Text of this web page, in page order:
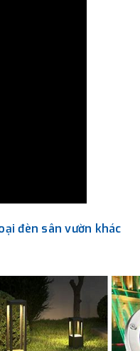
đèn sân vườn khác